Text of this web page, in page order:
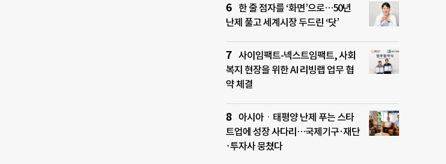
한 줄 점자를 ‘화면’으로…50년
난제 풀고 세계시장 두드린 ‘닷’
사이임팩트-넥스트임팩트, 사회
복지 현장을 위한 AI 리빙랩 업무 협
약 체결
아시아ㆍ태평양 난제 푸는 스타
트업에 성장 사다리…국제기구·재단
·투자사 뭉쳤다